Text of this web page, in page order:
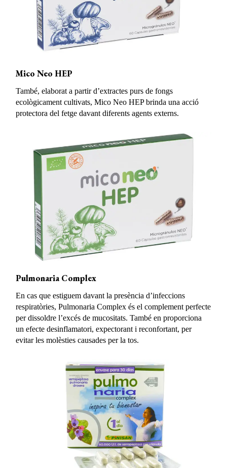
Mico Neo HEP
També, elaborat a partir d’extractes purs de fongs
ecològicament cultivats, Mico Neo HEP brinda una acció
protectora del fetge davant diferents agents externs.
Pulmonaria Complex
En cas que estiguem davant la presència d’infeccions
respiratòries, Pulmonaria Complex és el complement perfecte
per dissoldre l’excés de mucositats. També en proporciona
un efecte desinflamatori, expectorant i reconfortant, per
evitar les molèsties causades per la tos.